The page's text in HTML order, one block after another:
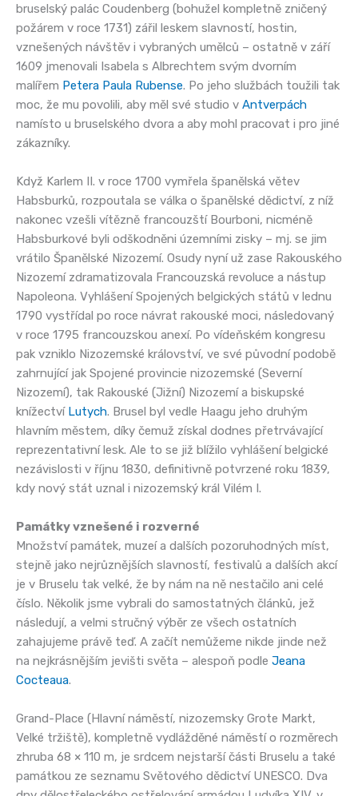
bruselský palác Coudenberg (bohužel kompletně zničený
požárem v roce 1731) zářil leskem slavností, hostin,
vznešených návštěv i vybraných umělců – ostatně v září
1609 jmenovali Isabela s Albrechtem svým dvorním
malířem Petera Paula Rubense. Po jeho službách toužili tak
moc, že mu povolili, aby měl své studio v Antverpách
namísto u bruselského dvora a aby mohl pracovat i pro jiné
zákazníky.
Když Karlem II. v roce 1700 vymřela španělská větev
Habsburků, rozpoutala se válka o španělské dědictví, z níž
nakonec vzešli vítězně francouzští Bourboni, nicméně
Habsburkové byli odškodněni územními zisky – mj. se jim
vrátilo Španělské Nizozemí. Osudy nyní už zase Rakouského
Nizozemí zdramatizovala Francouzská revoluce a nástup
Napoleona. Vyhlášení Spojených belgických států v lednu
1790 vystřídal po roce návrat rakouské moci, následovaný
v roce 1795 francouzskou anexí. Po vídeňském kongresu
pak vzniklo Nizozemské království, ve své původní podobě
zahrnující jak Spojené provincie nizozemské (Severní
Nizozemí), tak Rakouské (Jižní) Nizozemí a biskupské
knížectví Lutych. Brusel byl vedle Haagu jeho druhým
hlavním městem, díky čemuž získal dodnes přetrvávající
reprezentativní lesk. Ale to se již blížilo vyhlášení belgické
nezávislosti v říjnu 1830, definitivně potvrzené roku 1839,
kdy nový stát uznal i nizozemský král Vilém I.
Památky vznešené i rozverné
Množství památek, muzeí a dalších pozoruhodných míst,
stejně jako nejrůznějších slavností, festivalů a dalších akcí
je v Bruselu tak velké, že by nám na ně nestačilo ani celé
číslo. Několik jsme vybrali do samostatných článků, jež
následují, a velmi stručný výběr ze všech ostatních
zahajujeme právě teď. A začít nemůžeme nikde jinde než
na nejkrásnějším jevišti světa – alespoň podle Jeana
Cocteaua.
Grand-Place (Hlavní náměstí, nizozemsky Grote Markt,
Velké tržiště), kompletně vydlážděné náměstí o rozměrech
zhruba 68 × 110 m, je srdcem nejstarší části Bruselu a také
památkou ze seznamu Světového dědictví UNESCO. Dva